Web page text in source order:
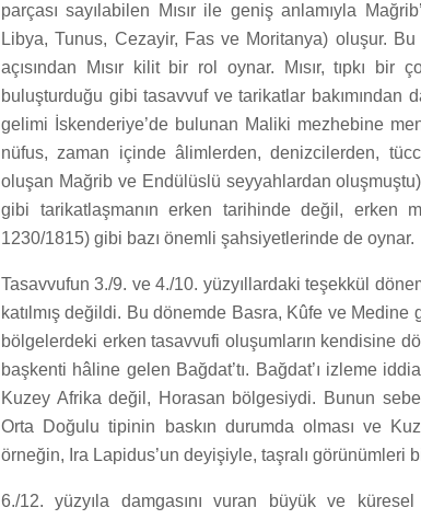
parçası sayılabilen Mısır ile geniş anlamıyla
Libya, Tunus, Cezayir, Fas ve Moritanya) oluşur.
açısından Mısır kilit bir rol oynar. Mısır, tıpkı bir
buluşturduğu gibi tasavvuf ve tarikatlar bakımından
gelimi İskenderiye’de bulunan Maliki mezhebine
nüfus, zaman içinde âlimlerden, denizcilerden,
oluşan Mağrib ve Endülüslü seyyahlardan
gibi tarikatlaşmanın erken tarihinde değil, erken
1230/1815) gibi bazı önemli şahsiyetlerinde de oynar.
Tasavvufun 3./9. ve 4./10. yüzyıllardaki teşekkül
katılmış değildi. Bu dönemde Basra, Kûfe ve Medine
bölgelerdeki erken tasavvufi oluşumların kendisine
başkenti hâline gelen Bağdat’tı. Bağdat’ı izleme
Kuzey Afrika değil, Horasan bölgesiydi. Bunun
Orta Doğulu tipinin baskın durumda olması ve
örneğin, Ira Lapidus’un deyişiyle, taşralı görünümleri
6./12. yüzyıla damgasını vuran büyük ve